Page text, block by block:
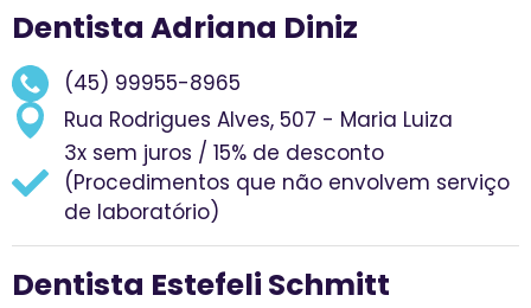
Dentista Adriana Diniz
(45) 99955-8965
Rua Rodrigues Alves, 507 - Maria Luiza
3x sem juros / 15% de desconto
(Procedimentos que não envolvem serviço
de laboratório)
Dentista Estefeli Schmitt